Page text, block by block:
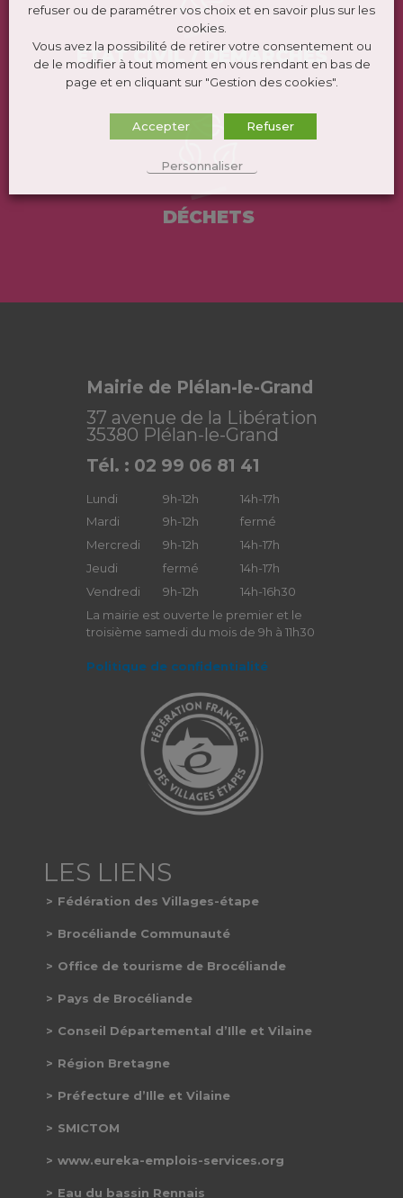
ÉTAT CIVIL / DEMARCHES
DÉCHETS
Mairie de Plélan-le-Grand
37 avenue de la Libération
35380 Plélan-le-Grand
Tél. : 02 99 06 81 41
Lundi 9h-12h
14h-17h
Mardi
9h-12h
fermé
Mercredi
9h-12h
14h-17h
Jeudi
fermé
14h-17h
Vendredi
9h-12h
14h-16h30
La mairie est ouverte le premier et le
troisième samedi du mois de 9h à 11h30
Politique de confidentialité
Fédération des Villages-étape
Brocéliande Communauté
Office de tourisme de Brocéliande
Pays de Brocéliande
Conseil Départemental d’Ille et Vilaine
Région Bretagne
Préfecture d’Ille et Vilaine
SMICTOM
www.eureka-emplois-services.org
Eau du bassin Rennais
refuser ou de paramétrer vos choix et en savoir plus sur les
cookies.
Vous avez la possibilité de retirer votre consentement ou
de le modifier à tout moment en vous rendant en bas de
page et en cliquant sur "Gestion des cookies".
Accepter Refuser
Personnaliser